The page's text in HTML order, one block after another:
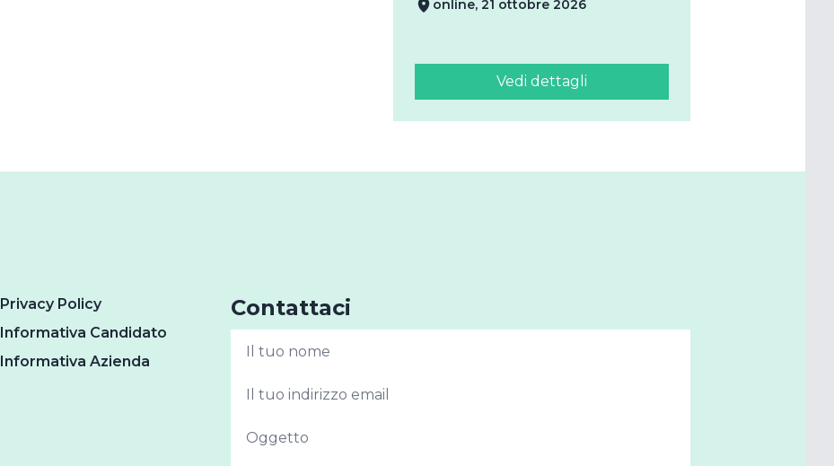
online, 21 ottobre 2026
Vedi dettagli
Privacy Policy
Informativa Candidato
Informativa Azienda
Contattaci